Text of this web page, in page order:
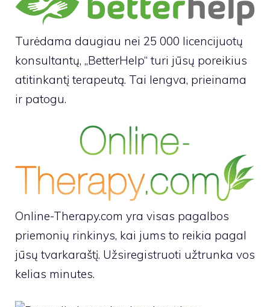
Turėdama daugiau nei 25 000 licencijuotų
konsultantų, „BetterHelp“ turi jūsų poreikius
atitinkantį terapeutą. Tai lengva, prieinama
ir patogu.
Online-Therapy.com yra visas pagalbos
priemonių rinkinys, kai jums to reikia pagal
jūsų tvarkaraštį. Užsiregistruoti užtrunka vos
kelias minutes.